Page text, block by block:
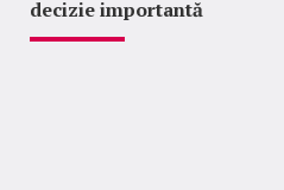
decizie importantă